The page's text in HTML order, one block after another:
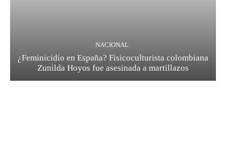
NACIONAL
¿Feminicidio en España? Fisicoculturista colombiana
Zunilda Hoyos fue asesinada a martillazos